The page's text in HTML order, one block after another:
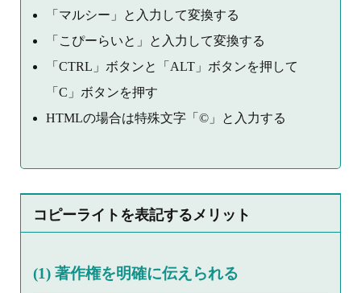
「マルシー」と入力して変換する
「こぴーらいと」と入力して変換する
「CTRL」ボタンと「ALT」ボタンを押して
「C」ボタンを押す
HTMLの場合は特殊文字「©」と入力する
コピーライトを表記するメリット
(1) 著作権を明確に伝えられる